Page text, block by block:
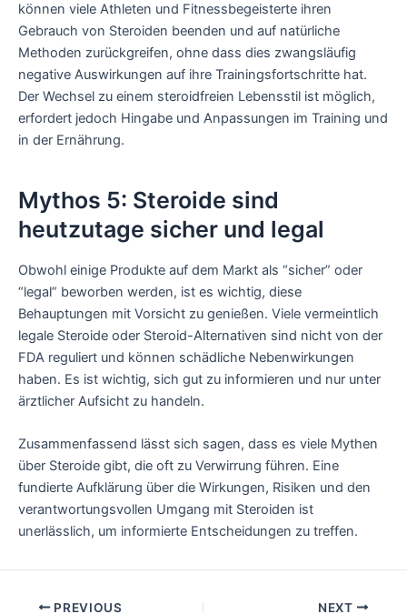
können viele Athleten und Fitnessbegeisterte ihren
Gebrauch von Steroiden beenden und auf natürliche
Methoden zurückgreifen, ohne dass dies zwangsläufig
negative Auswirkungen auf ihre Trainingsfortschritte hat.
Der Wechsel zu einem steroidfreien Lebensstil ist möglich,
erfordert jedoch Hingabe und Anpassungen im Training und
in der Ernährung.
Mythos 5: Steroide sind
heutzutage sicher und legal
Obwohl einige Produkte auf dem Markt als “sicher” oder
“legal” beworben werden, ist es wichtig, diese
Behauptungen mit Vorsicht zu genießen. Viele vermeintlich
legale Steroide oder Steroid-Alternativen sind nicht von der
FDA reguliert und können schädliche Nebenwirkungen
haben. Es ist wichtig, sich gut zu informieren und nur unter
ärztlicher Aufsicht zu handeln.
Zusammenfassend lässt sich sagen, dass es viele Mythen
über Steroide gibt, die oft zu Verwirrung führen. Eine
fundierte Aufklärung über die Wirkungen, Risiken und den
verantwortungsvollen Umgang mit Steroiden ist
unerlässlich, um informierte Entscheidungen zu treffen.
PREVIOUS NEXT